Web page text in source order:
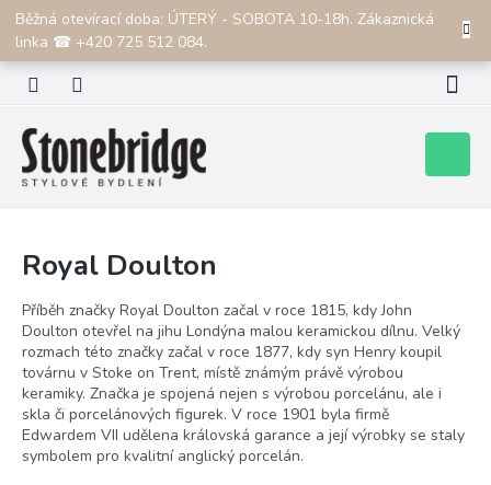
Přejít
obsah
Běžná otevírací doba: ÚTERÝ - SOBOTA 10-18h. Zákaznická
linka ☎ +420 725 512 084.
CZK
košík
Royal Doulton
Příběh značky Royal Doulton začal v roce 1815, kdy John
Doulton otevřel na jihu Londýna malou keramickou dílnu. Velký
rozmach této značky začal v roce 1877, kdy syn Henry koupil
továrnu v Stoke on Trent, místě známým právě výrobou
keramiky. Značka je spojená nejen s výrobou porcelánu, ale i
skla či porcelánových figurek. V roce 1901 byla firmě
Edwardem VII udělena královská garance a její výrobky se staly
symbolem pro kvalitní anglický porcelán.